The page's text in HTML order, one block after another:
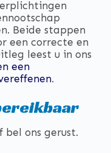
Beide stappen
een correcte en
leest u in ons
een
.
bel ons gerust.